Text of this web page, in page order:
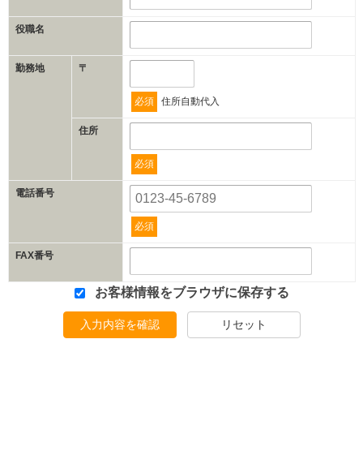
役職名
勤務地 〒
必須 住所自動代入
住所
必須
電話番号
必須
FAX番号
お客様情報をブラウザに保存する
入力内容を確認 リセット